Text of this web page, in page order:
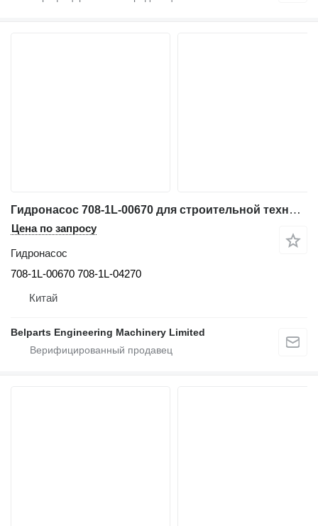
Гидронасос 708-1L-00670 для строительной техники Komatsu D155A-6 D155AX-6
Цена по запросу
Гидронасос
708-1L-00670 708-1L-04270
Китай
Belparts Engineering Machinery Limited